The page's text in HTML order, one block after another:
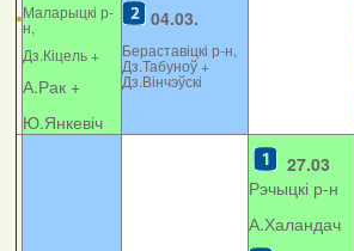
Маларыцкі р-
н,
Дз.Кіцель +
А.Рак +
Ю.Янкевіч
04.03.
Бераставіцкі р-н,
Дз.Табуноў +
Дз.Вінчэўскі
27.03
Рэчыцкі р-н
А.Халандач